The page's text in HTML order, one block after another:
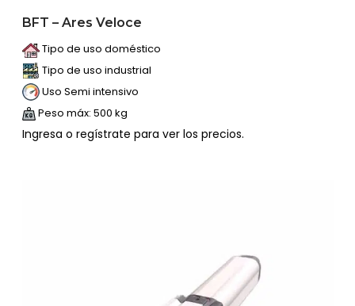
BFT – Ares Veloce
Tipo de uso doméstico
Tipo de uso industrial
Uso Semi intensivo
Peso máx: 500 kg
Ingresa o regístrate para ver los precios.